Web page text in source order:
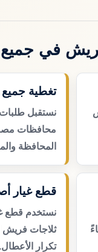
في
تغطية
نستقبل
محافظات
المحافظة
قطع غيار
نستخدم قطع
ثلاجات فريش
تكرار الأعطال.